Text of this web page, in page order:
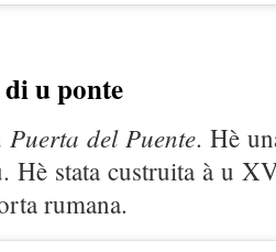
u ponte
Puerta del Puente. Hè
Hè stata custruita à u
rumana.